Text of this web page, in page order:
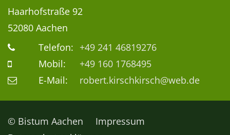
Haarhofstraße 92
52080 Aachen
Telefon: +49 241 46819276
Mobil:
+49 160 1768495
E-Mail:
robert.kirschkirsch@web.de
© Bistum Aachen
Impressum